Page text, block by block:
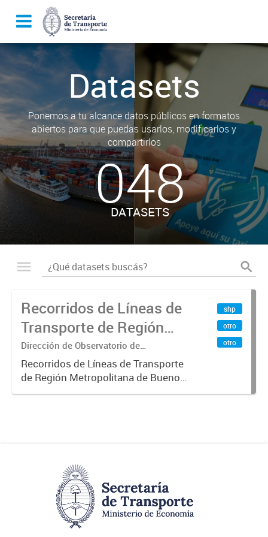
Datasets
Ponemos a tu alcance datos públicos en formatos
abiertos para que puedas usarlos, modificarlos y
compartirlos
048
DATASETS
Recorridos de Líneas de
Transporte de Región
Metropolitana de
Buenos Aires (RMBA)
Dirección de Observatorio de
Transporte, Estudio y Sistemas
Recorridos de Líneas de Transporte
de Región Metropolitana de Buenos
Aires (RMBA).-
shp
otro
otro